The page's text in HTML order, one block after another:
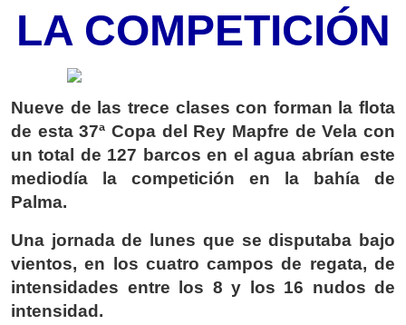
LA COMPETICIÓN
Nueve de las trece clases con forman la flota
de esta 37ª Copa del Rey Mapfre de Vela con
un total de 127 barcos en el agua abrían este
mediodía la competición en la bahía de
Palma.
Una jornada de lunes que se disputaba bajo
vientos, en los cuatro campos de regata, de
intensidades entre los 8 y los 16 nudos de
intensidad.